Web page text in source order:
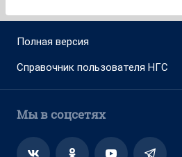
Полная версия
Справочник пользователя НГС
Мы в соцсетях